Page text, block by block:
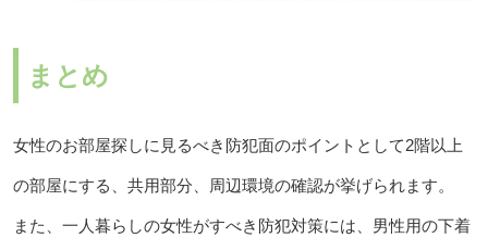
まとめ
女性のお部屋探しに見るべき防犯面のポイントとして2階以上
の部屋にする、共用部分、周辺環境の確認が挙げられます。
また、一人暮らしの女性がすべき防犯対策には、男性用の下着